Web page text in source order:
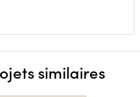
similaires